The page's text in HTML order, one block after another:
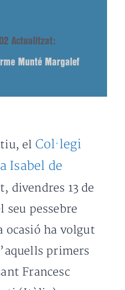
Actualitzat:
Munté Margalef
el Col·legi
Isabel de
divendres 13 de
seu pessebre
ocasió ha volgut
primers
Francesc